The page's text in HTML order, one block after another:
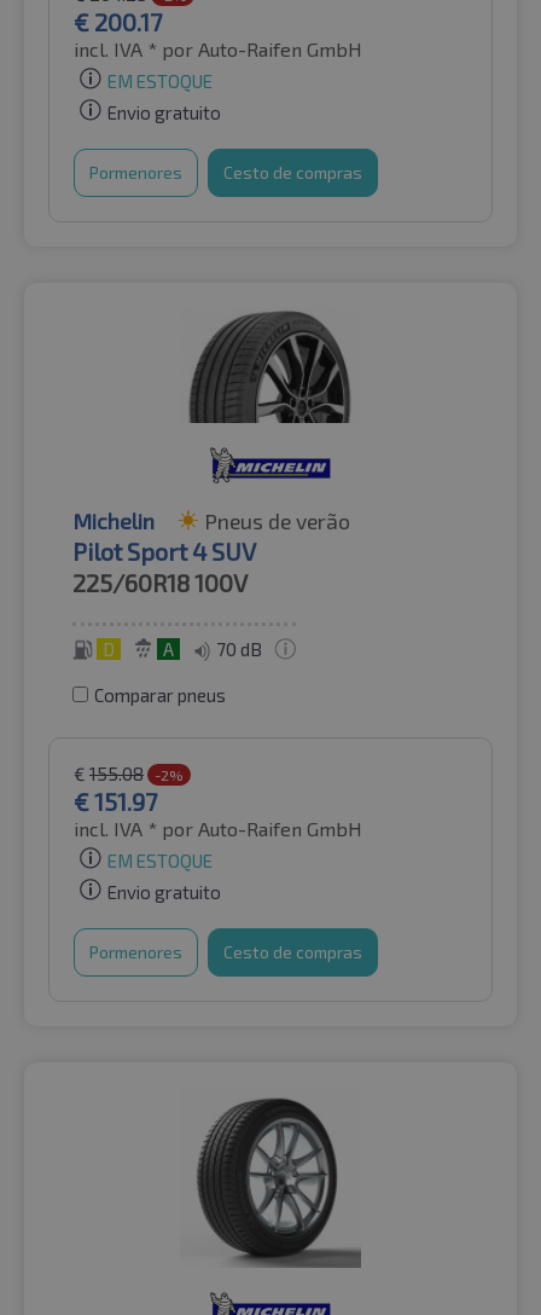
€ 200.17
incl. IVA * por Auto-Raifen GmbH
EM ESTOQUE
Envio gratuito
Pormenores Cesto de compras
Michelin Pneus de verão
Pilot Sport 4 SUV
225/60R18100V
D A 70 dB
Comparar pneus
€ 155.08 -2%
€151.97
incl. IVA * por Auto-Raifen GmbH
EM ESTOQUE
Envio gratuito
Pormenores Cesto de compras